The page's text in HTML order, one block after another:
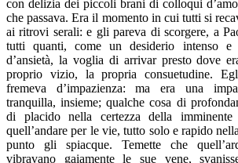
con delizia dei piccoli brani di colloqui
che passava. Era il momento in cui tutti si
ai ritrovi serali: e gli pareva di scorgere, a
tutti quanti, come un desiderio intenso e
d’ansietà, la voglia di arrivar presto dove
proprio vizio, la propria consuetudine.
fremeva d’impazienza: ma era una
tranquilla, insieme; qualche cosa di
di placido nella certezza della imminente
quell’andare per le vie, tutto solo e rapido
punto gli spiacque. Temette che
vibravano gaiamente le sue vene,